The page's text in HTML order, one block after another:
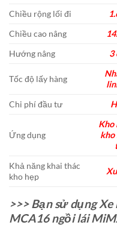
Chiều rộng lối đi
Chiều cao nâng
Hướng nâng
3
Tốc độ lấy hàng
Chi phí đầu tư
Ứng dụng
Kho
kho
Khả năng khai thác
kho hẹp
>>> Bạn sử dụng
MCA16 ngồi lái